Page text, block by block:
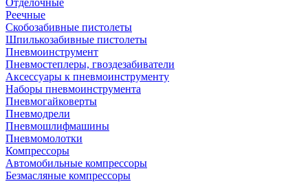
Отделочные
Реечные
Скобозабивные пистолеты
Шпилькозабивные пистолеты
Пневмоинструмент
Пневмостеплеры, гвоздезабиватели
Аксессуары к пневмоинструменту
Наборы пневмоинструмента
Пневмогайковерты
Пневмодрели
Пневмошлифмашины
Пневмомолотки
Компрессоры
Автомобильные компрессоры
Безмасляные компрессоры